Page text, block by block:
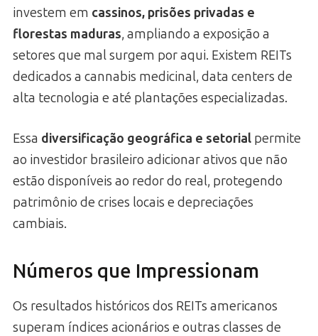
investem em cassinos, prisões privadas e
florestas maduras, ampliando a exposição a
setores que mal surgem por aqui. Existem REITs
dedicados a cannabis medicinal, data centers de
alta tecnologia e até plantações especializadas.
Essa diversificação geográfica e setorial permite
ao investidor brasileiro adicionar ativos que não
estão disponíveis ao redor do real, protegendo
patrimônio de crises locais e depreciações
cambiais.
Números que Impressionam
Os resultados históricos dos REITs americanos
superam índices acionários e outras classes de